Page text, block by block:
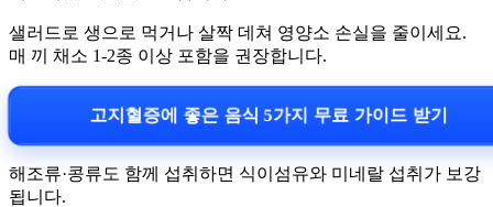
샐러드로 생으로 먹거나 살짝 데쳐 영양소 손실을 줄이세요.
매 끼 채소 1-2종 이상 포함을 권장합니다.
고지혈증에 좋은 음식 5가지 무료 가이드 받기
해조류·콩류도 함께 섭취하면 식이섬유와 미네랄 섭취가 보강
됩니다.